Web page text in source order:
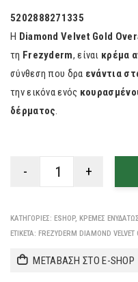
5202888271335
Η Diamond Velvet Gold
τη Frezyderm, είναι κρέμα
σύνθεση που δρα ενάντια
την εικόνα ενός
δέρματος.
ΚΑΤΗΓΟΡΊΕΣ: ESHOP, ΚΡΈΜΕΣ
ΕΤΙΚΈΤΑ: FREZYDERM DIAMOND VELVET
ΜΕΤΑΒΑΣΗ ΣΤΟ E-SHOP